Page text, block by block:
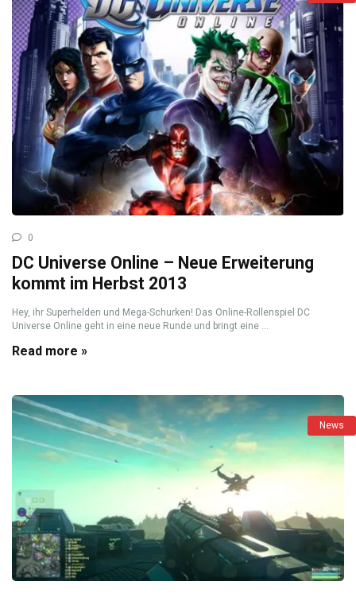
0
DC Universe Online – Neue Erweiterung
kommt im Herbst 2013
Hey, ihr Superhelden und Mega-Schurken! Das Online-Rollenspiel DC
Universe Online geht in eine neue Runde und bringt eine ...
Read more »
News